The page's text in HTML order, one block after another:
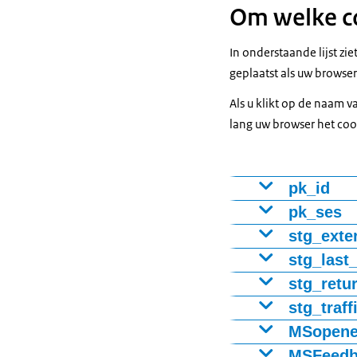
Om welke
In onderstaande lijst
geplaatst als uw
Als u klikt op de naam
lang uw browser het
pk_id
Cookie voor
nieuwe of
Cookie blijft
pk_ses
Cookie houdt
Cookie blijft
Cookie houdt
Cookie blijft
Cookie meet
een volledig
Cookie blijft
Cookie meet
Cookie blijft
Cookie meet
Cookie houdt